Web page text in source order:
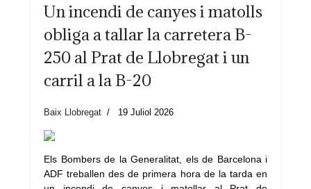
Un incendi de canyes i matolls
obliga a tallar la carretera B-
250 al Prat de Llobregat i un
carril a la B-20
Baix Llobregat 19 Juliol 2026
Els Bombers de la Generalitat, els de Barcelona i
ADF treballen des de primera hora de la tarda en